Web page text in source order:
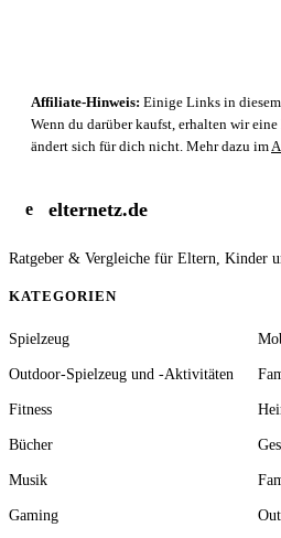
Affiliate-Hinweis: Einige Links in
Wenn du darüber kaufst, erhalten wir
ändert sich für dich nicht. Mehr dazu im
e elternetz.de
Ratgeber & Vergleiche für Eltern, Kinder
KATEGORIEN
Spielzeug
Outdoor-Spielzeug und -Aktivitäten
Fitness
Bücher
Musik
Gaming